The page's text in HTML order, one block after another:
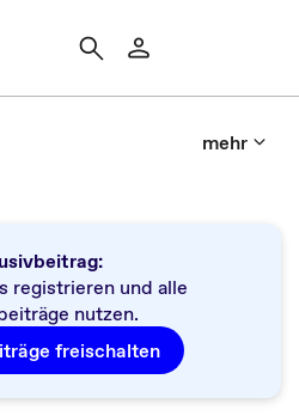
mehr
registrieren und alle
nutzen.
freischalten